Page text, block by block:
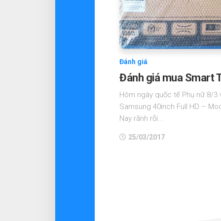
Đánh giá
Đánh giá mua Smart
Hôm ngày quốc tế Phụ nữ 8/3
Samsung 40inch Full HD –
Nay rãnh rỗi...
25/03/2017